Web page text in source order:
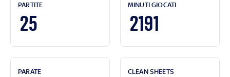
PARTITE
25
MINUTI GIOCATI
2191
PARATE CLEAN SHEETS